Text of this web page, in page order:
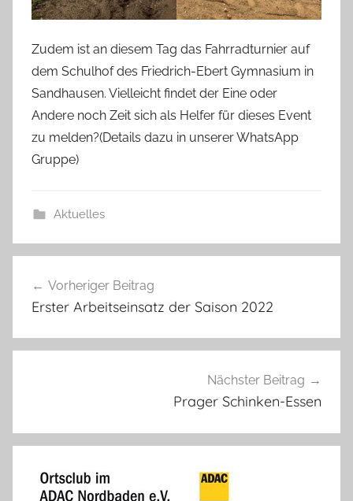
Zudem ist an diesem Tag das Fahrradturnier auf
dem Schulhof des Friedrich-Ebert Gymnasium in
Sandhausen. Vielleicht findet der Eine oder
Andere noch Zeit sich als Helfer für dieses Event
zu melden?(Details dazu in unserer WhatsApp
Gruppe)
Aktuelles
Vorheriger Beitrag
Erster Arbeitseinsatz der Saison 2022
Nächster Beitrag
Prager Schinken-Essen